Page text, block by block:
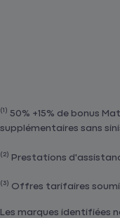
(1) 50% +15% de bonus
supplémentaires sans
(2) Prestations
(3) Offres tarifaires
Les marques identifiées